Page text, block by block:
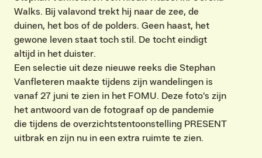
Walks. Bij valavond trekt hij naar de zee, de
duinen, het bos of de polders. Geen haast, het
gewone leven staat toch stil. De tocht eindigt
altijd in het duister.
Een selectie uit deze nieuwe reeks die Stephan
Vanfleteren maakte tijdens zijn wandelingen is
vanaf 27 juni te zien in het FOMU. Deze foto's zijn
het antwoord van de fotograaf op de pandemie
die tijdens de overzichtstentoonstelling PRESENT
uitbrak en zijn nu in een extra ruimte te zien.